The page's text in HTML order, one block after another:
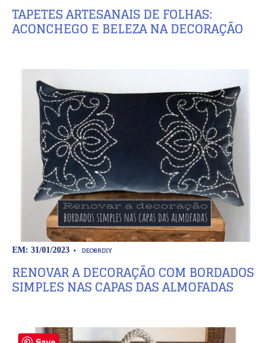
TAPETES ARTESANAIS DE FOLHAS:
ACONCHEGO E BELEZA NA DECORAÇÃO
EM: 31/01/2023 DECORDIY
RENOVAR A DECORAÇÃO COM BORDADOS
SIMPLES NAS CAPAS DAS ALMOFADAS